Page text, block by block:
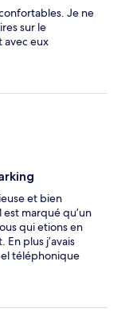
Je ne
sur le
avec eux
et bien
est marqué qu’un
qui etions en
plus j’avais
téléphonique
la réservation